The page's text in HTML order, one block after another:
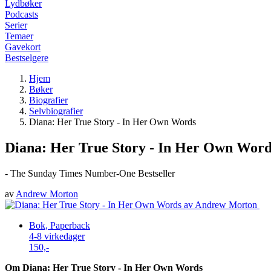
Lydbøker
Podcasts
Serier
Temaer
Gavekort
Bestselgere
Hjem
Bøker
Biografier
Selvbiografier
Diana: Her True Story - In Her Own Words
Diana: Her True Story - In Her Own
- The Sunday Times Number-One Bestseller
av Andrew Morton
Bok, Paperback
4-8 virkedager
150,-
Om Diana: Her True Story - In Her Own Words